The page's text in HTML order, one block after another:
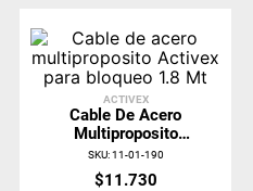
ACTIVEX
Cable De Acero
Multiproposito
Activex Para
Bloqueo 1.8 Mt
SKU:11-01-190
$11 .730